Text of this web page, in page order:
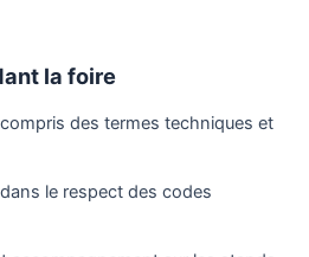
la foire
des termes techniques et
le respect des codes